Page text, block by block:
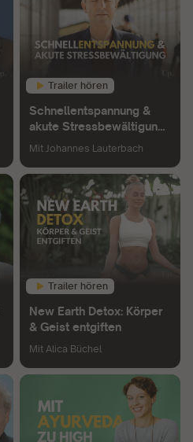
Trailer hören
Schnellentspannung &
akute Stressbewältigung
lernen
Mit Johannes Lauterbach
Trailer hören
New Earth Detox: Körper
& Geist entgiften
Mit Alica Büchel